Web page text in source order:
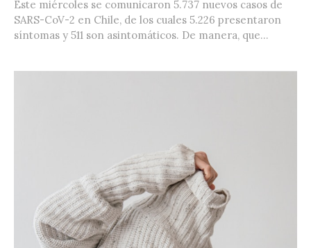
Este miércoles se comunicaron 5.737 nuevos casos de
SARS-CoV-2 en Chile, de los cuales 5.226 presentaron
síntomas y 511 son asintomáticos. De manera, que...